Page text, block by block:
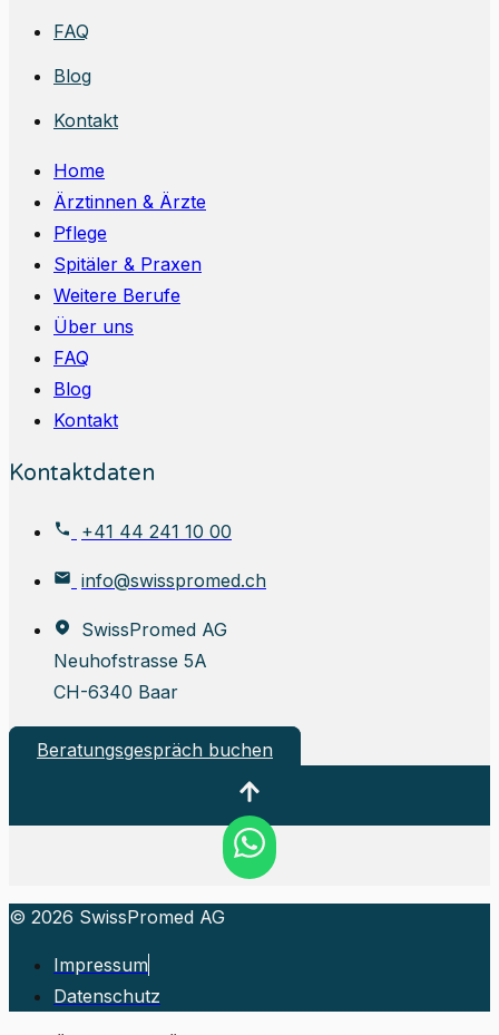
FAQ
Blog
Kontakt
Home
Ärztinnen & Ärzte
Pflege
Spitäler & Praxen
Weitere Berufe
Über uns
FAQ
Blog
Kontakt
Kontaktdaten
+41 44 241 10 00
info@swisspromed.ch
SwissPromed AG
Neuhofstrasse 5A
CH-6340 Baar
Beratungsgespräch buchen
© 2026 SwissPromed AG
Impressum
Datenschutz